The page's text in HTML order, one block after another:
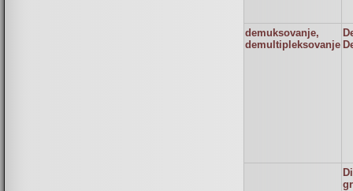
demuksovanje,
demultipleksovanje